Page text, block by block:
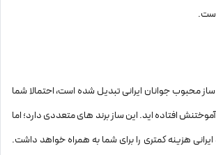
است.
ساز محبوب جوانان ایرانی تبدیل شده است، احتمالا شما
افتاده اید. این ساز برند های متعددی دارد؛ اما
هزینه کمتری را برای شما به همراه خواهد داشت.